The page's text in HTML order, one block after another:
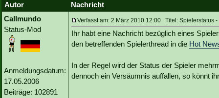
Autor
Nachricht
Callmundo
Status-Mod
Anmeldungsdatum:
17.05.2006
Beiträge: 102891
Verfasst am: 2 März 2010 12:00 Titel: Spielerstatus -
Ihr habt eine Nachricht bezüglich eines
den betreffenden Spielerthread in die Hot
In der Regel wird der Status der Spieler
dennoch ein Versäumnis auffallen, so könnt